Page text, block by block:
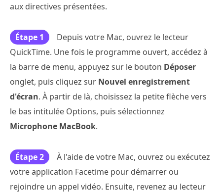
aux directives présentées.
Étape 1
Depuis votre Mac, ouvrez le lecteur
QuickTime. Une fois le programme ouvert, accédez à
la barre de menu, appuyez sur le bouton Déposer
onglet, puis cliquez sur Nouvel enregistrement
d'écran. À partir de là, choisissez la petite flèche vers
le bas intitulée Options, puis sélectionnez
Microphone MacBook.
Étape 2
À l'aide de votre Mac, ouvrez ou exécutez
votre application Facetime pour démarrer ou
rejoindre un appel vidéo. Ensuite, revenez au lecteur